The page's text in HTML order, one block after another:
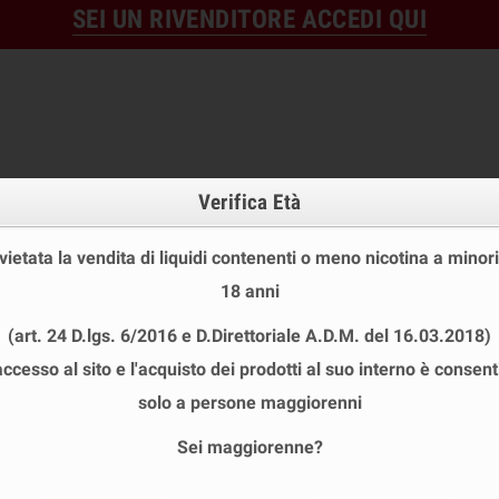
SEI UN RIVENDITORE ACCEDI QUI
USA E GETTA LIQUIDI PRONTI SHOT E
Elettronica Mini 80W KIT COMPLETO
Verifica Età
la vendita di liquidi contenenti o meno nicotina a
18 anni
(art. 24 D.lgs. 6/2016 e D.Direttoriale A.D.M. del 16.03.2018)
al sito e l'acquisto dei prodotti al suo interno è
solo a persone maggiorenni
Sei maggiorenne?